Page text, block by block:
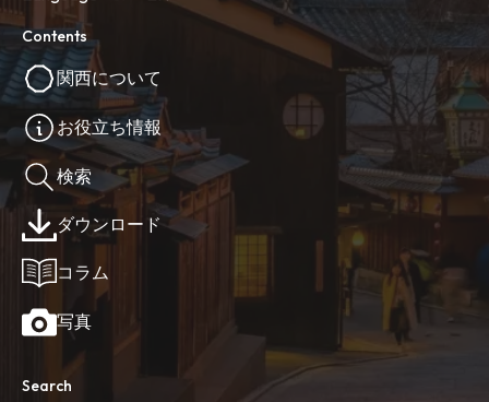
Contents
関西について
お役立ち情報
検索
ダウンロード
コラム
写真
Search